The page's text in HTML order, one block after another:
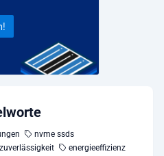
nvme ssds
zuverlässigkeit
energieeffizienz